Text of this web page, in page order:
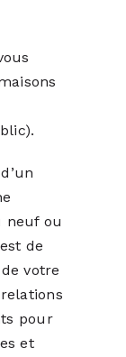
neuf ou
de
votre
pour
et